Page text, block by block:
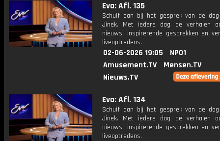
Eva: Afl. 135
Schuif aan bij het gesprek van de
Jinek. Met iedere dag de verhalen
nieuws, inspirerende gesprekken en
liveoptredens.
02-06-2026 19:05
NPO1
Amusement.TV
Mensen.TV
Nieuws.TV
Eva: Afl. 134
Schuif aan bij het gesprek van de
Jinek. Met iedere dag de verhalen
nieuws, inspirerende gesprekken en
liveoptredens.